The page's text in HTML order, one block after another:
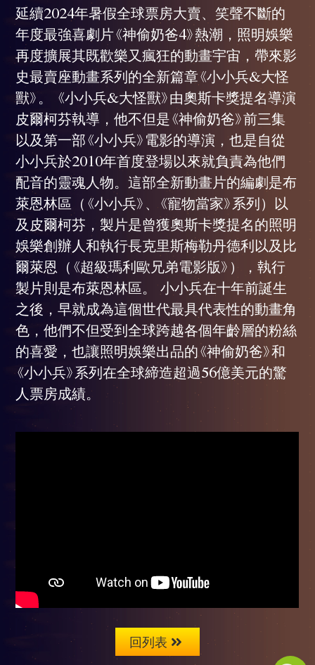
延續2024年暑假全球票房大賣、笑聲不斷的
年度最強喜劇片《神偷奶爸4》熱潮，照明娛樂
再度擴展其既歡樂又瘋狂的動畫宇宙，帶來影
史最賣座動畫系列的全新篇章《小小兵&大怪
獸》。 《小小兵&大怪獸》由奧斯卡獎提名導演
皮爾柯芬執導，他不但是《神偷奶爸》前三集
以及第一部《小小兵》電影的導演，也是自從
小小兵於2010年首度登場以來就負責為他們
配音的靈魂人物。這部全新動畫片的編劇是布
萊恩林區（《小小兵》、《寵物當家》系列）以
及皮爾柯芬，製片是曾獲奧斯卡獎提名的照明
娛樂創辦人和執行長克里斯梅勒丹德利以及比
爾萊恩（《超級瑪利歐兄弟電影版》），執行
製片則是布萊恩林區。 小小兵在十年前誕生
之後，早就成為這個世代最具代表性的動畫角
色，他們不但受到全球跨越各個年齡層的粉絲
的喜愛，也讓照明娛樂出品的《神偷奶爸》和
《小小兵》系列在全球締造超過56億美元的驚
人票房成績。
回列表